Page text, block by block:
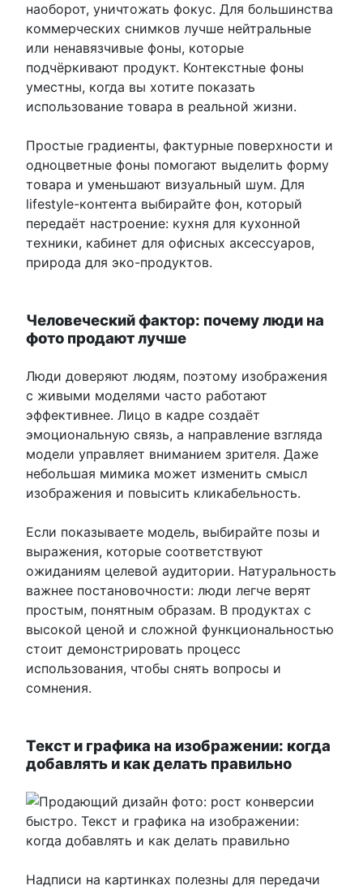
наоборот, уничтожать фокус. Для большинства
коммерческих снимков лучше нейтральные
или ненавязчивые фоны, которые
подчёркивают продукт. Контекстные фоны
уместны, когда вы хотите показать
использование товара в реальной жизни.
Простые градиенты, фактурные поверхности и
одноцветные фоны помогают выделить форму
товара и уменьшают визуальный шум. Для
lifestyle-контента выбирайте фон, который
передаёт настроение: кухня для кухонной
техники, кабинет для офисных аксессуаров,
природа для эко-продуктов.
Человеческий фактор: почему люди на
фото продают лучше
Люди доверяют людям, поэтому изображения
с живыми моделями часто работают
эффективнее. Лицо в кадре создаёт
эмоциональную связь, а направление взгляда
модели управляет вниманием зрителя. Даже
небольшая мимика может изменить смысл
изображения и повысить кликабельность.
Если показываете модель, выбирайте позы и
выражения, которые соответствуют
ожиданиям целевой аудитории. Натуральность
важнее постановочности: люди легче верят
простым, понятным образам. В продуктах с
высокой ценой и сложной функциональностью
стоит демонстрировать процесс
использования, чтобы снять вопросы и
сомнения.
Текст и графика на изображении: когда
добавлять и как делать правильно
Надписи на картинках полезны для передачи